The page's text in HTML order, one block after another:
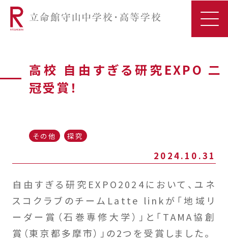
高校 自由すぎる研究EXPO 二
冠受賞！
その他 探究
2024.10.31
自由すぎる研究EXPO2024において、ユネ
スコクラブのチームLatte linkが「地域リ
ーダー賞（石巻専修大学）」と「TAMA協創
賞（東京都多摩市）」の2つを受賞しました。